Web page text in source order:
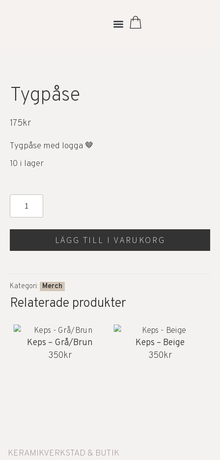
Tygpåse
175kr
Tygpåse med logga 🤎
10 i lager
LÄGG TILL I VARUKORG
Kategori: Merch
Relaterade produkter
Keps – Grå/Brun
350kr
Keps – Beige
350kr
KERAMIKVERKSTAD & BUTIK